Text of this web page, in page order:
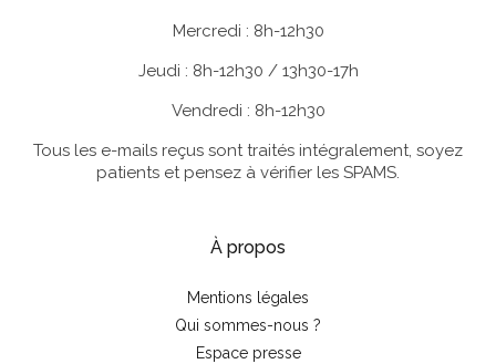
Mercredi : 8h-12h30
Jeudi : 8h-12h30 / 13h30-17h
Vendredi : 8h-12h30
Tous les e-mails reçus sont traités intégralement, soyez
patients et pensez à vérifier les SPAMS.
À propos
Mentions légales
Qui sommes-nous ?
Espace presse